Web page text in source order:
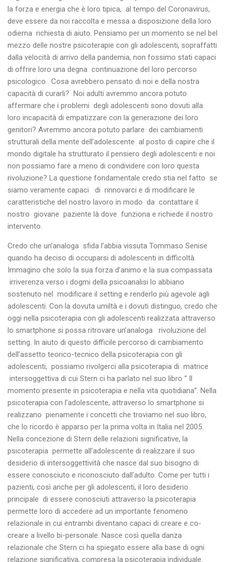
la forza e energia che è loro tipica, al tempo del Coronavirus,
deve essere da noi raccolta e messa a disposizione della loro
odierna richiesta di aiuto. Pensiamo per un momento se nel bel
mezzo delle nostre psicoterapie con gli adolescenti, sopraffatti
dalla velocità di arrivo della pandemia, non fossimo stati capaci
di offrire loro una degna continuazione del loro percorso
psicologico. Cosa avrebbero pensato di noi e della nostra
capacità di curarli? Noi adulti avremmo ancora potuto
affermare che i problemi degli adolescenti sono dovuti alla
loro incapacità di empatizzare con la generazione dei loro
genitori? Avremmo ancora potuto parlare dei cambiamenti
strutturali della mente dell’adolescente al posto di capire che il
mondo digitale ha strutturato il pensiero degli adolescenti e noi
non possiamo fare a meno di condividere con loro questa
rivoluzione? La questione fondamentale credo stia nel fatto se
siamo veramente capaci di rinnovarci e di modificare le
caratteristiche del nostro lavoro in modo da contattare il
nostro giovane paziente là dove funziona e richiede il nostro
intervento.
Credo che un’analoga sfida l’abbia vissuta Tommaso Senise
quando ha deciso di occuparsi di adolescenti in difficoltà.
Immagino che solo la sua forza d’animo e la sua compassata
irriverenza verso i dogmi della psicoanalisi lo abbiano
sostenuto nel modificare il setting e renderlo più agevole agli
adolescenti. Con la dovuta umiltà e i dovuti distinguo, credo che
oggi nella psicoterapia con gli adolescenti realizzata attraverso
lo smartphone si possa ritrovare un’analoga rivoluzione del
setting. In aiuto di questo difficile percorso di cambiamento
dell’assetto teorico-tecnico della psicoterapia con gli
adolescenti, possiamo rivolgerci alla psicoterapia di matrice
intersoggettiva di cui Stern ci ha parlato nel suo libro “ Il
momento presente in psicoterapia e nella vita quotidiana”. Nella
psicoterapia con l’adolescente, attraverso lo smartphone si
realizzano pienamente i concetti che troviamo nel suo libro,
che lo ricordo è apparso per la prima volta in Italia nel 2005.
Nella concezione di Stern delle relazioni significative, la
psicoterapia permette all’adolescente di realizzare il suo
desiderio di intersoggettività che nasce dal suo bisogno di
essere conosciuto e riconosciuto dall’adulto. Come per tutti i
pazienti, così anche per gli adolescenti, il loro desiderio
principale di essere conosciuti attraverso la psicoterapia
permette loro di accedere ad un importante fenomeno
relazionale in cui entrambi diventano capaci di creare e co-
creare a livello bi-personale. Nasce così quella danza
relazionale che Stern ci ha spiegato essere alla base di ogni
relazione significativa, compresa la psicoterapia individuale.